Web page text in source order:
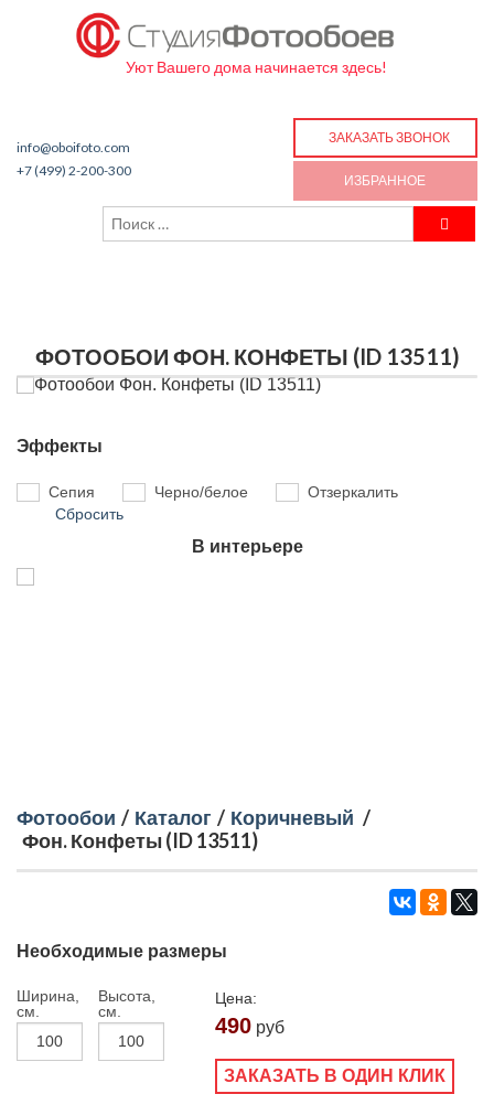
Уют Вашего дома начинается здесь!
info@oboifoto.com
+7 (499) 2-200-300
ЗАКАЗАТЬ ЗВОНОК
ИЗБРАННОЕ
ФОТООБОИ ФОН. КОНФЕТЫ (ID 13511)
Эффекты
Сепия Черно/белое
Отзеркалить
Сбросить
В интерьере
Фотообои / Каталог / Коричневый /
Фон. Конфеты (ID 13511)
Необходимые размеры
Ширина,
см.
Высота,
см.
Цена:
490 руб
ЗАКАЗАТЬ В ОДИН КЛИК